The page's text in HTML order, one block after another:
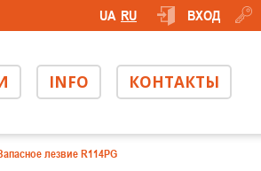
UA RU ВХОД
INFO КОНТАКТЫ
лезвие R114PG